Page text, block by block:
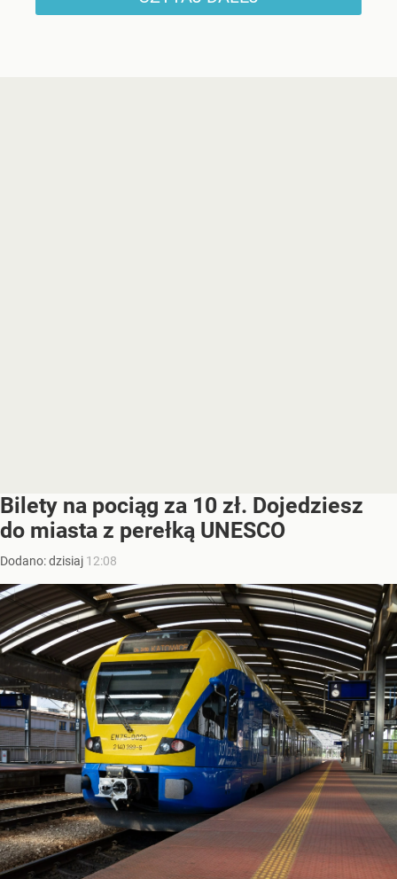
Bilety na pociąg za 10 zł. Dojedziesz
do miasta z perełką UNESCO
Dodano:dzisiaj 12:08